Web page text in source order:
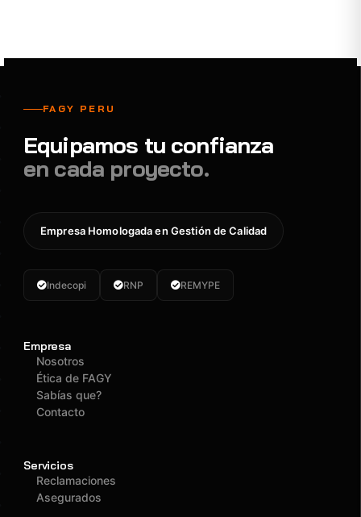
FAGY PERU
Equipamos tu confianza
en cada proyecto.
Empresa Homologada en Gestión de Calidad
Indecopi RNP REMYPE
Empresa
Nosotros
Ética de FAGY
Sabías que?
Contacto
Servicios
Reclamaciones
Asegurados